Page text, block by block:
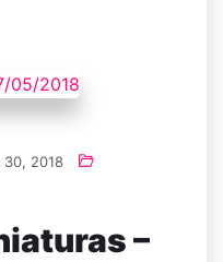
30, 2018
–